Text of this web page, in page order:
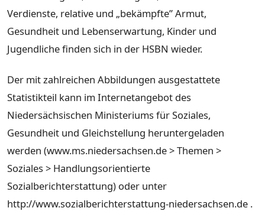
Verdienste, relative und „bekämpfte” Armut,
Gesundheit und Lebenserwartung, Kinder und
Jugendliche finden sich in der HSBN wieder.
Der mit zahlreichen Abbildungen ausgestattete
Statistikteil kann im Internetangebot des
Niedersächsischen Ministeriums für Soziales,
Gesundheit und Gleichstellung heruntergeladen
werden (www.ms.niedersachsen.de > Themen >
Soziales > Handlungsorientierte
Sozialberichterstattung) oder unter
http://www.sozialberichterstattung-niedersachsen.de .